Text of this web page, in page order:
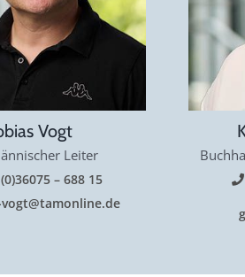
Vogt
Leiter
– 688 15